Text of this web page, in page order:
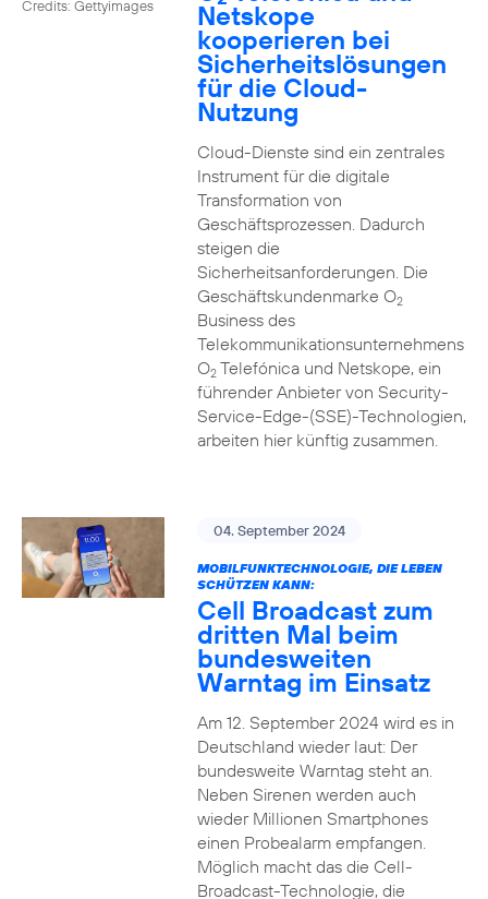
Credits: Gettyimages Netskope
kooperieren bei
Sicherheitslösungen
für die Cloud-
Nutzung
Cloud-Dienste sind ein zentrales
Instrument für die digitale
Transformation von
Geschäftsprozessen. Dadurch
steigen die
Sicherheitsanforderungen. Die
Geschäftskundenmarke O2
Business des
Telekommunikationsunternehmens
O2Telefónica und Netskope, ein
führender Anbieter von Security-
Service-Edge-(SSE)-Technologien,
arbeiten hier künftig zusammen.
04. September 2024
MOBILFUNKTECHNOLOGIE, DIE LEBEN
SCHÜTZEN KANN:
Cell Broadcast zum
dritten Mal beim
bundesweiten
Warntag im Einsatz
Am 12. September 2024 wird es in
Deutschland wieder laut: Der
bundesweite Warntag steht an.
Neben Sirenen werden auch
wieder Millionen Smartphones
einen Probealarm empfangen.
Möglich macht das die Cell-
Broadcast-Technologie, die